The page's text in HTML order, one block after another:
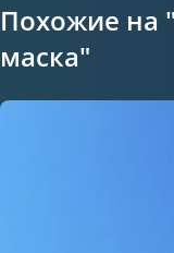
Похожие на
маска"